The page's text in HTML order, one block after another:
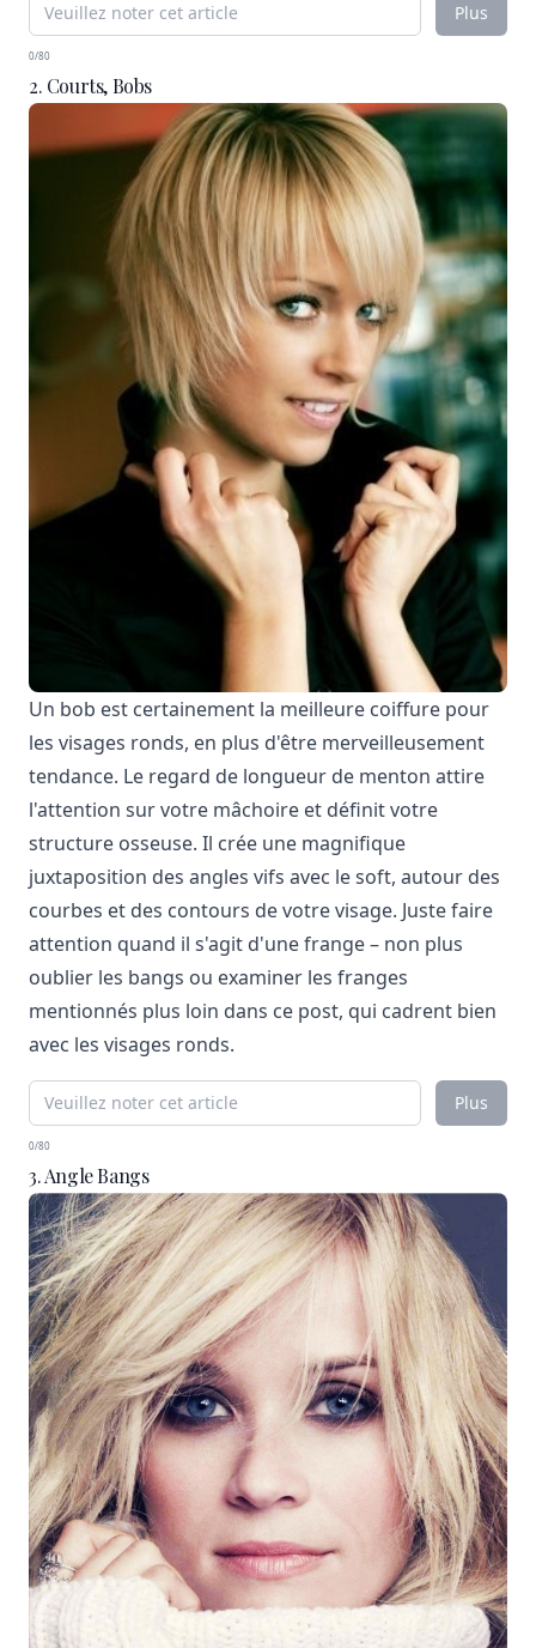
Plus
0/80
2. Courts, Bobs
Un bob est certainement la meilleure coiffure pour
les visages ronds, en plus d'être merveilleusement
tendance. Le regard de longueur de menton attire
l'attention sur votre mâchoire et définit votre
structure osseuse. Il crée une magnifique
juxtaposition des angles vifs avec le soft, autour des
courbes et des contours de votre visage. Juste faire
attention quand il s'agit d'une frange – non plus
oublier les bangs ou examiner les franges
mentionnés plus loin dans ce post, qui cadrent bien
avec les visages ronds.
Plus
0/80
3. Angle Bangs